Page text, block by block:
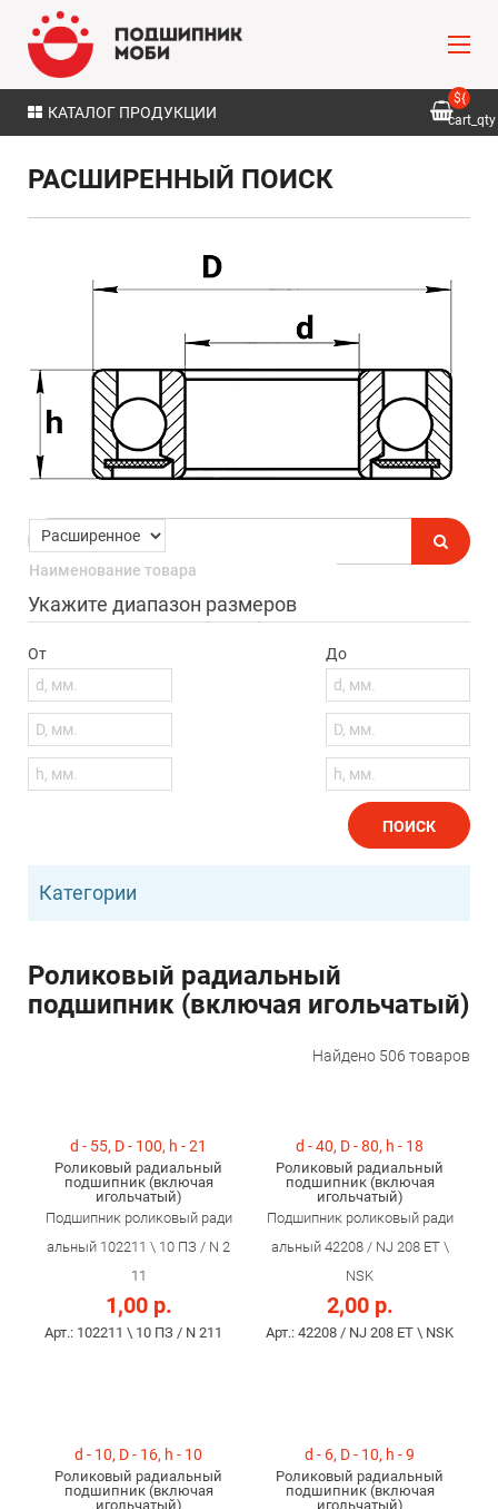
КАТАЛОГ ПРОДУКЦИИ
${
cart_qty
РАСШИРЕННЫЙ ПОИСК
Укажите диапазон размеров
От До
ПОИСК
Категории
Роликовый радиальный
подшипник (включая игольчатый)
Найдено 506 товаров
d - 55, D - 100, h - 21
Роликовый радиальный
подшипник (включая
игольчатый)
Подшипник роликовый ради
альный 102211 \ 10 ПЗ / N 2
11
1,00 р.
Арт.: 102211 \ 10 ПЗ / N 211
d - 40, D - 80, h - 18
Роликовый радиальный
подшипник (включая
игольчатый)
Подшипник роликовый ради
альный 42208 / NJ 208 ET \
NSK
2,00 р.
Арт.: 42208 / NJ 208 ET \ NSK
d - 10, D - 16, h - 10
Роликовый радиальный
подшипник (включая
игольчатый)
d - 6, D - 10, h - 9
Роликовый радиальный
подшипник (включая
игольчатый)